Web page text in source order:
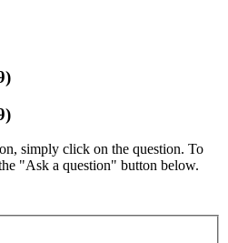
simply click on the question. To
"Ask a question" button below.